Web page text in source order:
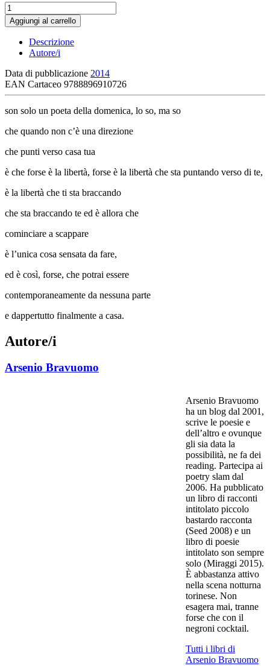
Son
sempre
solo
quantità
Aggiungi al carrello
Descrizione
Autore/i
Data di pubblicazione 2014
EAN Cartaceo 9788896910726
son solo un poeta della domenica, lo so, ma so
che quando non c’è una direzione
che punti verso casa tua
è che forse è la libertà, forse è la libertà che sta puntando verso di te,
è la libertà che ti sta braccando
che sta braccando te ed è allora che
cominciare a scappare
è l’unica cosa sensata da fare,
ed è così, forse, che potrai essere
contemporaneamente da nessuna parte
e dappertutto finalmente a casa.
Autore/i
Arsenio Bravuomo
Arsenio Bravuomo
ha un blog dal 2001,
scrive le poesie e
dell’altro e ovunque
gli sia data la
possibilità, ne fa dei
reading. Partecipa ai
poetry slam dal
2006. Ha pubblicato
un libro di racconti
intitolato piccolo
bastardo racconta
(Seed 2008) e un
libro di poesie
intitolato son sempre
solo (Miraggi 2015).
È abbastanza attivo
nella scena notturna
torinese. Non
esagera mai, tranne
forse che con il
negroni cocktail.
Tutti i libri di
Arsenio Bravuomo